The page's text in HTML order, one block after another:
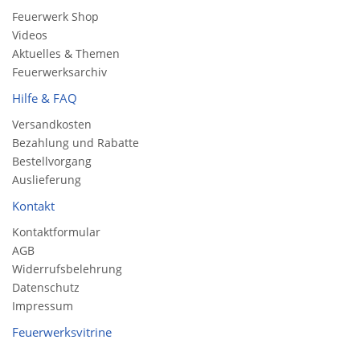
Feuerwerk Shop
Videos
Aktuelles & Themen
Feuerwerksarchiv
Hilfe & FAQ
Versandkosten
Bezahlung und Rabatte
Bestellvorgang
Auslieferung
Kontakt
Kontaktformular
AGB
Widerrufsbelehrung
Datenschutz
Impressum
Feuerwerksvitrine